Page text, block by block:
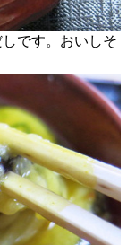
です。おいしそ